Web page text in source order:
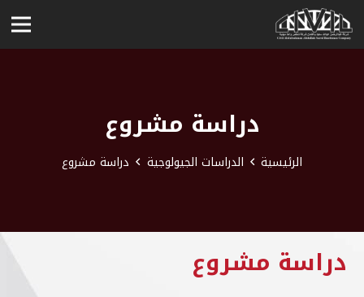
دراسة مشروع
الرئيسية الدراسات الجيولوجية دراسة مشروع
دراسة مشروع